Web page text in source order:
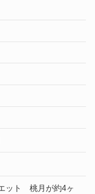
ット 桃月が約4ヶ